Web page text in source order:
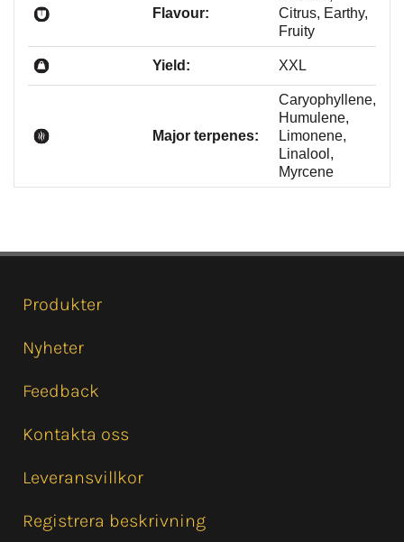
Flavour:
Citrus, Earthy,
Fruity
Yield: XXL
Major terpenes:
Caryophyllene,
Humulene,
Limonene,
Linalool,
Myrcene
Produkter
Nyheter
Feedback
Kontakta oss
Leveransvillkor
Registrera beskrivning